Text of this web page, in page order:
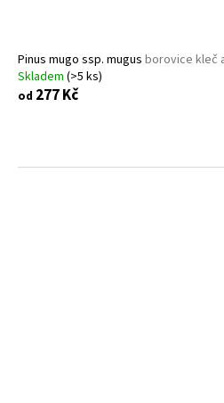
Pinus mugo ssp. mugus borovice kleč
Skladem (>5 ks)
od 277 Kč